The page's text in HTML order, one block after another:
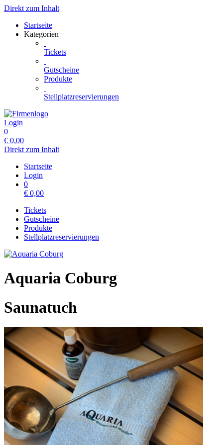
Direkt zum Inhalt
Startseite
Kategorien
Tickets
Gutscheine
Produkte
Stellplatzreservierungen
Login
0
€ 0,00
Direkt zum Inhalt
Startseite
Login
0
€ 0,00
Tickets
Gutscheine
Produkte
Stellplatzreservierungen
Aquaria Coburg
Saunatuch